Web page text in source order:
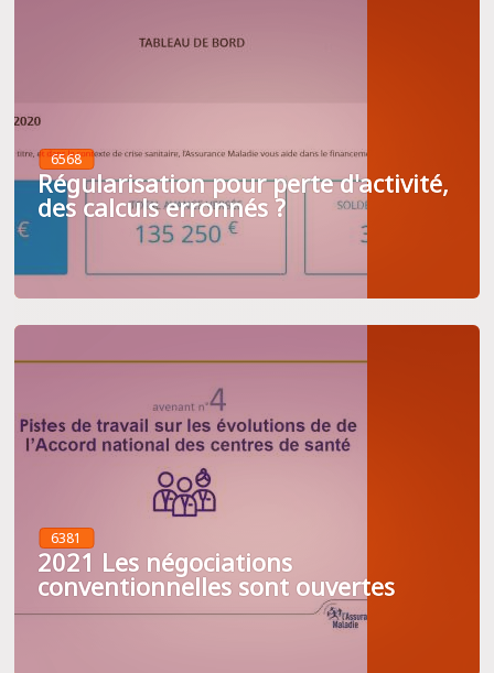
6568
Régularisation pour perte d'activité,
des calculs erronnés ?
6381
2021 Les négociations
conventionnelles sont ouvertes